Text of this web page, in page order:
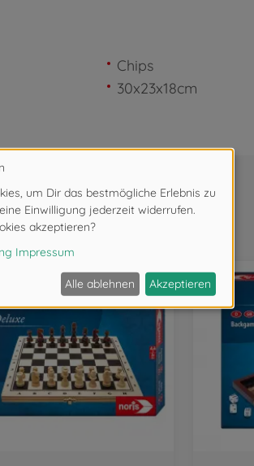
Chips
30x23x18cm
gekauft